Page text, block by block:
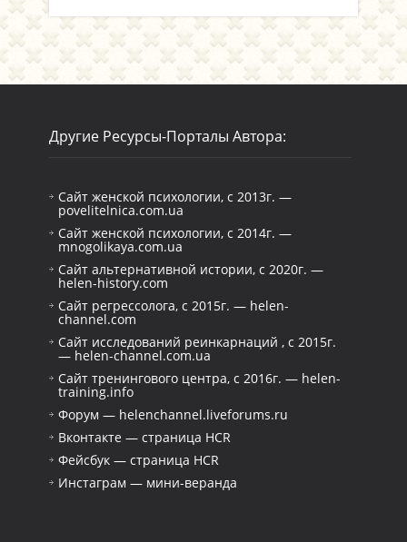
Другие Ресурсы-Порталы Автора:
Сайт женской психологии, с 2013г. —
povelitelnica.com.ua
Сайт женской психологии, с 2014г. —
mnogolikaya.com.ua
Сайт альтернативной истории, с 2020г. —
helen-history.com
Сайт регрессолога, с 2015г. — helen-
channel.com
Сайт исследований реинкарнаций , с 2015г.
— helen-channel.com.ua
Сайт тренингового центра, с 2016г. — helen-
training.info
Форум — helenchannel.liveforums.ru
Вконтакте — страница HCR
Фейсбук — страница HCR
Инстаграм — мини-веранда